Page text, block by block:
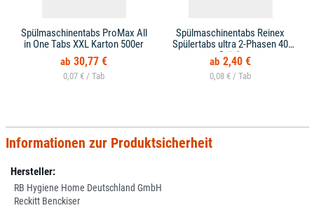
Spülmaschinentabs ProMax All
in One Tabs XXL Karton 500er
30,77 €
0,07 € /
Spülmaschinentabs Reinex
Spülertabs ultra 2-Phasen 40
Stück
2,40 €
0,08 € /
Informationen zur Produktsicherheit
Hersteller:
RB Hygiene Home Deutschland GmbH
Reckitt Benckiser